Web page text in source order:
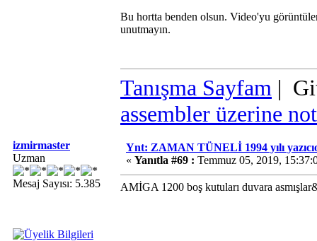
Bu hortta benden olsun. Video'yu
unutmayın.
Tanışma Sayfam |
assembler üzerine
izmirmaster
Uzman
Mesaj Sayısı: 5.385
Ynt: ZAMAN TÜNELİ 1994 yılı
« Yanıtla #69 : Temmuz 05, 2019,
AMİGA 1200 boş kutuları duvara